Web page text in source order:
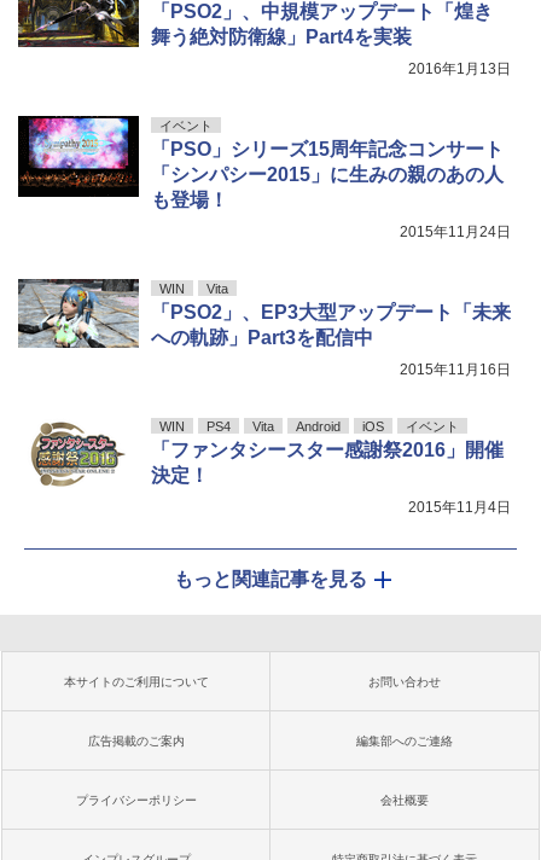
「PSO2」、中規模アップデート「煌き
舞う絶対防衛線」Part4を実装
2016年1月13日
イベント
「PSO」シリーズ15周年記念コンサート
「シンパシー2015」に生みの親のあの人
も登場！
2015年11月24日
WIN Vita
「PSO2」、EP3大型アップデート「未来
への軌跡」Part3を配信中
2015年11月16日
WIN PS4 Vita Android iOS イベント
「ファンタシースター感謝祭2016」開催
決定！
2015年11月4日
もっと関連記事を見る
本サイトのご利用について お問い合わせ
広告掲載のご案内 編集部へのご連絡
プライバシーポリシー 会社概要